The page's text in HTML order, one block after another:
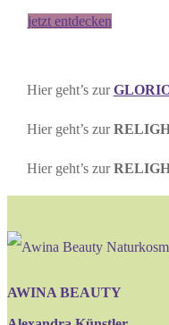
jetzt entdecken
Hier geht’s zur
Hier geht’s zur
Hier geht’s zur
AWINA BEAUTY